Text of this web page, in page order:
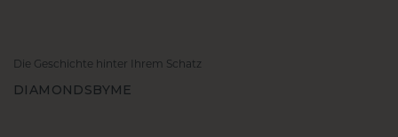
Die Geschichte hinter Ihrem Schatz
DIAMONDSBYME